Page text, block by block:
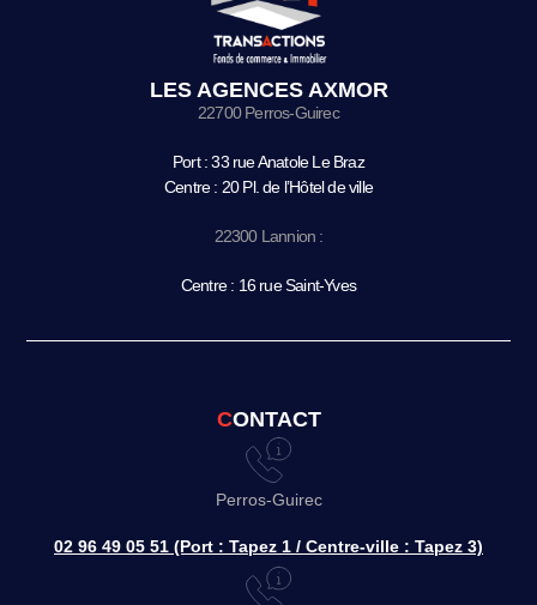
LES AGENCES AXMOR
22700 Perros-Guirec
Port : 33 rue Anatole Le Braz
Centre : 20 Pl. de l’Hôtel de ville
22300 Lannion :
Centre : 16 rue Saint-Yves
CONTACT
Perros-Guirec
02 96 49 05 51 (Port : Tapez 1 / Centre-ville : Tapez 3)